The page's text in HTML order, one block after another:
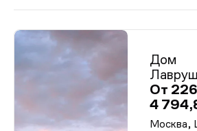
Дом
От
4
Москва,